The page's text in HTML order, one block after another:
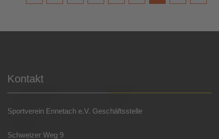
Kontakt
Sportverein Ennetach e.V. Geschäftsstelle
Schweizer Weg 9